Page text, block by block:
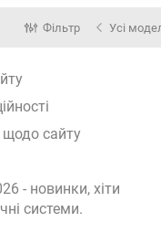
Фільтр Усі
сайту
- новинки, хіти
системи.